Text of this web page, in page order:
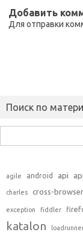
Добавить
Для отправки
Поиск по
agile android api
charles cross-
exception fiddler
katalon